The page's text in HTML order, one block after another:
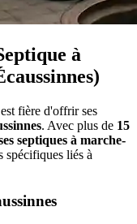
à
fière d'offrir ses
. Avec plus de 15
septiques à marche-
spécifiques liés à